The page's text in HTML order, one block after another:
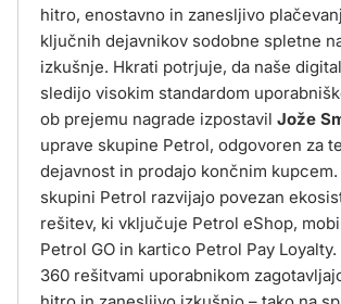
hitro, enostavno in zanesljivo
ključnih dejavnikov sodobne spletne
izkušnje. Hkrati potrjuje, da naše
sledijo visokim standardom
ob prejemu nagrade izpostavil Jože
uprave skupine Petrol, odgovoren za
dejavnost in prodajo končnim kupcem.
skupini Petrol razvijajo povezan
rešitev, ki vključuje Petrol eShop,
Petrol GO in kartico Petrol Pay
360 rešitvami uporabnikom